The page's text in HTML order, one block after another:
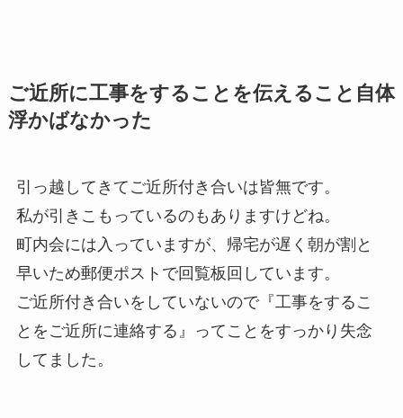
ご近所に工事をすることを伝えること自体
浮かばなかった
引っ越してきてご近所付き合いは皆無です。
私が引きこもっているのもありますけどね。
町内会には入っていますが、帰宅が遅く朝が割と
早いため郵便ポストで回覧板回しています。
ご近所付き合いをしていないので『工事をするこ
とをご近所に連絡する』ってことをすっかり失念
してました。